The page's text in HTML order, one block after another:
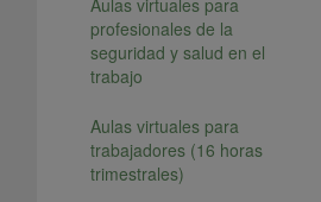
Aulas virtuales para
profesionales de la
seguridad y salud en el
trabajo
Aulas virtuales para
trabajadores (16 horas
trimestrales)